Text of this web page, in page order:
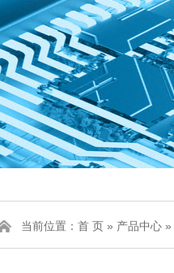
当前位置： 首 页 » 产品中心 »